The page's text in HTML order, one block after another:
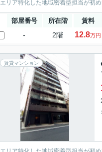
エリア特化した地域密着型担当が初
部屋番号 所在階 賃料
- 2階 12.8万円
賃貸マンション